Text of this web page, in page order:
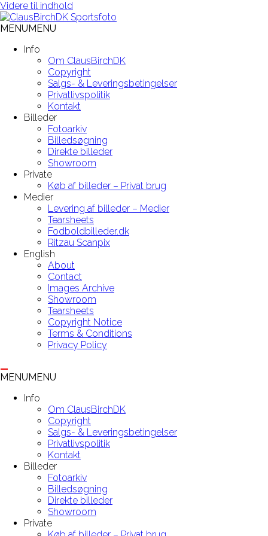
Videre til indhold
MENUMENU
Info
Om ClausBirchDK
Copyright
Salgs- & Leveringsbetingelser
Privatlivspolitik
Kontakt
Billeder
Fotoarkiv
Billedsøgning
Direkte billeder
Showroom
Private
Køb af billeder – Privat brug
Medier
Levering af billeder – Medier
Tearsheets
Fodboldbilleder.dk
Ritzau Scanpix
English
About
Contact
Images Archive
Showroom
Tearsheets
Copyright Notice
Terms & Conditions
Privacy Policy
MENUMENU
Info
Om ClausBirchDK
Copyright
Salgs- & Leveringsbetingelser
Privatlivspolitik
Kontakt
Billeder
Fotoarkiv
Billedsøgning
Direkte billeder
Showroom
Private